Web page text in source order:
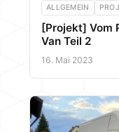
ALLGEMEIN
[Projekt] Vom
Van Teil 2
16. Mai 2023